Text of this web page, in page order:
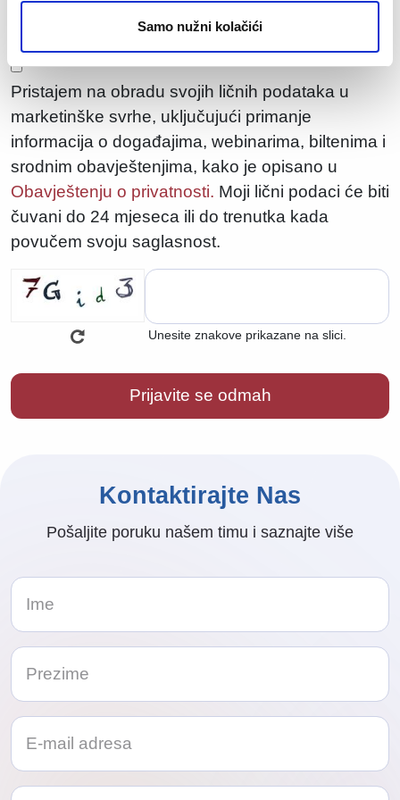
Samo nužni kolačići
Pristajem na obradu svojih ličnih podataka u
marketinške svrhe, uključujući primanje
informacija o događajima, webinarima, biltenima i
srodnim obavještenjima, kako je opisano u
Obavještenju o privatnosti. Moji lični podaci će biti
čuvani do 24 mjeseca ili do trenutka kada
povučem svoju saglasnost.
Unesite znakove prikazane na slici.
Kontaktirajte Nas
Pošaljite poruku našem timu i saznajte više